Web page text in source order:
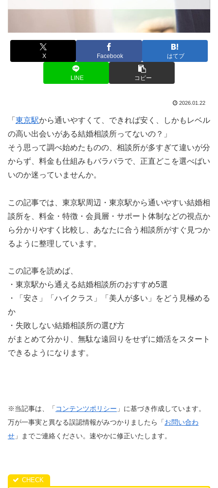
X Facebook はてブ
LINE コピー
2026.01.22
「 東京駅から通いやすくて、できれば安く、しかもレベル
の高い出会いがある結婚相談所ってないの？」
そう思って調べ始めたものの、相談所が多すぎて違いが分
からず、料金も仕組みもバラバラで、正直どこを選べばい
いのか迷っていませんか。
この記事では、東京駅周辺・東京駅から通いやすい結婚相
談所を、料金・特徴・会員層・サポート体制などの視点か
ら分かりやすく比較し、あなたに合う相談所がすぐ見つか
るように整理しています。
この記事を読めば、
・東京駅から通える結婚相談所のおすすめ5選
・「安さ」「ハイクラス」「美人が多い」をどう見極める
か
・失敗しない結婚相談所の選び方
がまとめて分かり、無駄な遠回りをせずに婚活をスタート
できるようになります。
※当記事は、「 コンテンツポリシー 」に基づき作成しています。
万が一事実と異なる誤認情報がみつかりましたら「お問い合わ
せ 」までご連絡ください。速やかに修正いたします。